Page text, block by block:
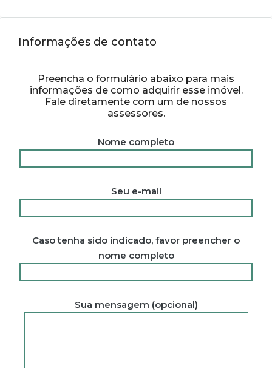
Informações de contato
Preencha o formulário abaixo para mais
informações de como adquirir esse imóvel.
Fale diretamente com um de nossos
assessores.
Nome completo
Seu e-mail
Caso tenha sido indicado, favor preencher o
nome completo
Sua mensagem (opcional)